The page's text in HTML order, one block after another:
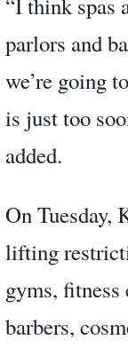
“I think spas
parlors and
we’re going
is just too
added.
On Tuesday,
lifting
gyms, fitness
barbers,